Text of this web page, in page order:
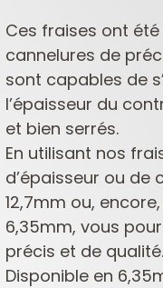
DE
POUR
Ces fraises ont
cannelures de
sont capables de
l’épaisseur du
et bien serrés.
En utilisant nos
d’épaisseur ou de
12,7mm ou,
6,35mm, vous
précis et de
Disponible en